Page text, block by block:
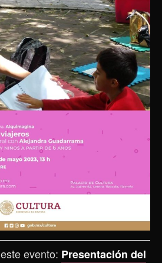
evento: Presentación del